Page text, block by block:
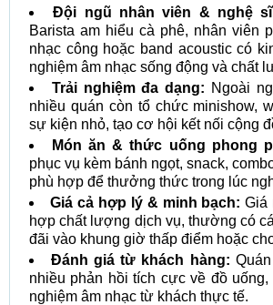
Đội ngũ nhân viên & nghệ
Barista am hiểu cà phê, nhân viên
nhạc công hoặc band acoustic có
nghiệm âm nhạc sống động và chất
Trải nghiệm đa dạng: Ngoài
nhiều quán còn tổ chức minishow,
sự kiện nhỏ, tạo cơ hội kết nối cộng
Món ăn & thức uống phong
phục vụ kèm bánh ngọt, snack,
phù hợp để thưởng thức trong lúc
Giá cả hợp lý & minh bạch: Giá
hợp chất lượng dịch vụ, thường có
đãi vào khung giờ thấp điểm hoặc
Đánh giá từ khách hàng:
nhiều phản hồi tích cực về đồ
nghiệm âm nhạc từ khách thực tế.